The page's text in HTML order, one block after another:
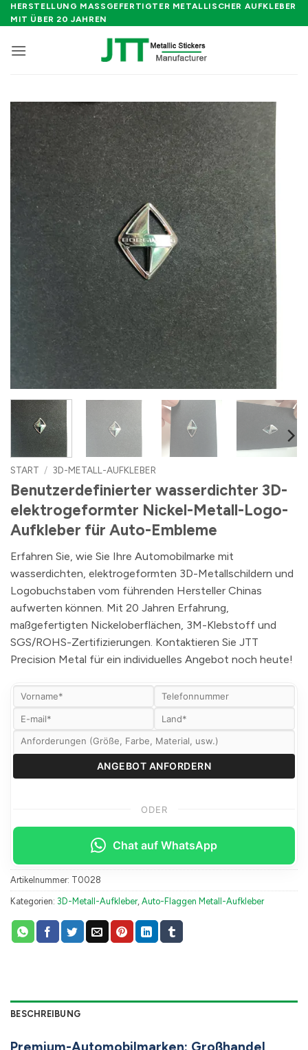
Zum
Inhalt
HERSTELLUNG MASSGEFERTIGTER METALLISCHER AUFKLEBER M
IT ÜBER 20 JAHREN
START / 3D-METALL-AUFKLEBER
Benutzerdefinierter wasserdichter 3D-
elektrogeformter Nickel-Metall-Logo-
Aufkleber für Auto-Embleme
Erfahren Sie, wie Sie Ihre Automobilmarke mit
wasserdichten, elektrogeformten 3D-Metallschildern und
Logobuchstaben vom führenden Hersteller Chinas
aufwerten können. Mit 20 Jahren Erfahrung,
maßgefertigten Nickeloberflächen, 3M-Klebstoff und
SGS/ROHS-Zertifizierungen. Kontaktieren Sie JTT
Precision Metal für ein individuelles Angebot noch heute!
ODER
Chat auf WhatsApp
Artikelnummer: T0028
Kategorien: 3D-Metall-Aufkleber, Auto-Flaggen Metall-Aufkleber
BESCHREIBUNG
Premium-Automobilmarken: Großhandel